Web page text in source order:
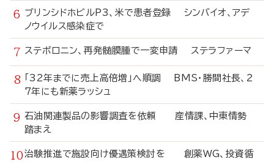
ブリンシドホビルP3、米で患者登録 シンバイオ、アデ
ノウイルス感染症で
ステボロニン、再発髄膜腫で一変申請 ステラファーマ
「32年までに売上高倍増」へ順調 BMS・勝間社長、2
7年にも新薬ラッシュ
石油関連製品の影響調査を依頼 産情課、中東情勢
踏まえ
治験推進で施設向け優遇策検討を 創薬WG、投資循